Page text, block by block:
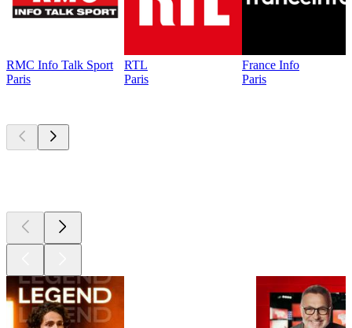
RMC Info Talk Sport
Paris
RTL
Paris
France Info
Paris